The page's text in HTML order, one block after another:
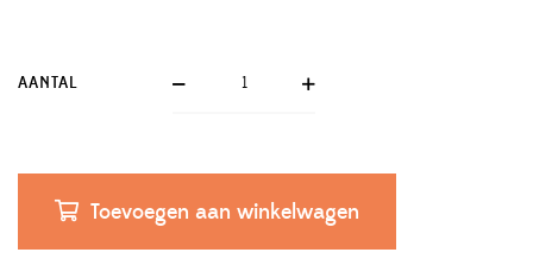
AANTAL
Toevoegen aan winkelwagen